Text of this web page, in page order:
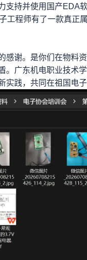
支持并使用国产EDA
工程师有了一款真正
感谢。是你们在物料
广东机电职业技术
践，共同在祖国电